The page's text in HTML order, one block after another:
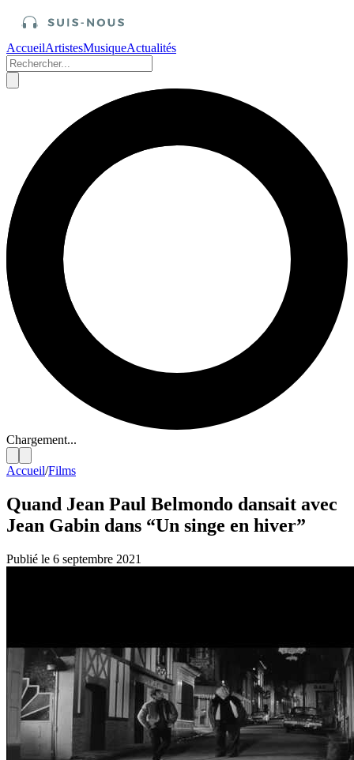
AccueilArtistesMusiqueActualités
Films
Quand Jean Paul Belmondo dansait avec
Jean Gabin dans “Un singe en hiver”
Publié le 6 septembre 2021